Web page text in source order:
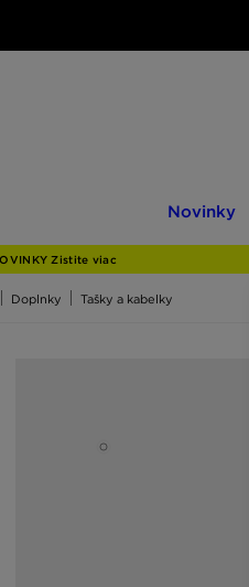
Novinky
Zistite viac
Doplnky Tašky a kabelky